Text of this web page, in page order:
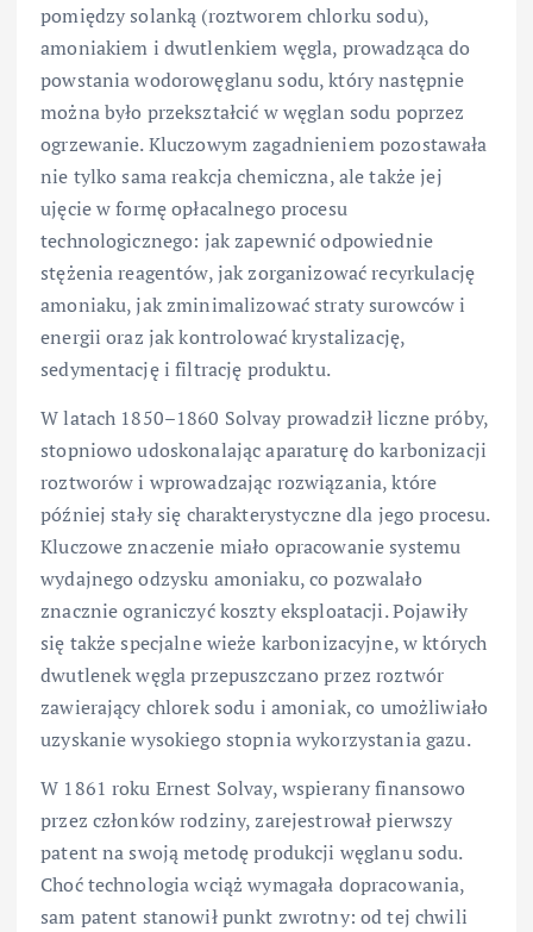
pomiędzy solanką (roztworem chlorku sodu),
amoniakiem i dwutlenkiem węgla, prowadząca do
powstania wodorowęglanu sodu, który następnie
można było przekształcić w węglan sodu poprzez
ogrzewanie. Kluczowym zagadnieniem pozostawała
nie tylko sama reakcja chemiczna, ale także jej
ujęcie w formę opłacalnego procesu
technologicznego: jak zapewnić odpowiednie
stężenia reagentów, jak zorganizować recyrkulację
amoniaku, jak zminimalizować straty surowców i
energii oraz jak kontrolować krystalizację,
sedymentację i filtrację produktu.
W latach 1850–1860 Solvay prowadził liczne próby,
stopniowo udoskonalając aparaturę do karbonizacji
roztworów i wprowadzając rozwiązania, które
później stały się charakterystyczne dla jego procesu.
Kluczowe znaczenie miało opracowanie systemu
wydajnego odzysku amoniaku, co pozwalało
znacznie ograniczyć koszty eksploatacji. Pojawiły
się także specjalne wieże karbonizacyjne, w których
dwutlenek węgla przepuszczano przez roztwór
zawierający chlorek sodu i amoniak, co umożliwiało
uzyskanie wysokiego stopnia wykorzystania gazu.
W 1861 roku Ernest Solvay, wspierany finansowo
przez członków rodziny, zarejestrował pierwszy
patent na swoją metodę produkcji węglanu sodu.
Choć technologia wciąż wymagała dopracowania,
sam patent stanowił punkt zwrotny: od tej chwili